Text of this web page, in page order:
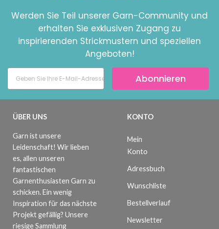
Werden Sie Teil unserer Garn-Community und
erhalten Sie exklusiven Zugang zu
inspirierenden Strickmustern und speziellen
Angeboten!
Abonnieren
ÜBER UNS
Garn ist unsere
Leidenschaft! Wir lieben
es, allen unseren
fantastischen
Garnenthusiasten Garn zu
schicken. Ein wenig
Inspiration für das nächste
Projekt gefällig? Unsere
riesige Sammlung
KONTO
Mein
Konto
Adressbuch
Wunschliste
Bestellverlauf
Newsletter